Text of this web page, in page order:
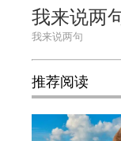
我来说两
推荐阅读